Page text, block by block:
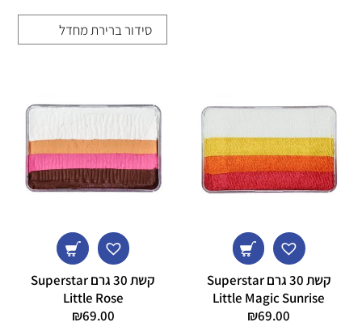
קשת 30 גרם Superstar
Little Magic Sunrise
₪69.00
קשת 30 גרם Superstar
Little Rose
₪69.00